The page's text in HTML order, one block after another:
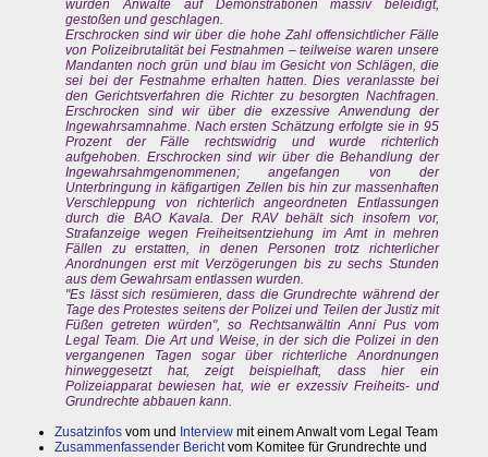
wurden Anwälte auf Demonstrationen massiv beleidigt,
gestoßen und geschlagen.
Erschrocken sind wir über die hohe Zahl offensichtlicher Fälle
von Polizeibrutalität bei Festnahmen – teilweise waren unsere
Mandanten noch grün und blau im Gesicht von Schlägen, die
sei bei der Festnahme erhalten hatten. Dies veranlasste bei
den Gerichtsverfahren die Richter zu besorgten Nachfragen.
Erschrocken sind wir über die exzessive Anwendung der
Ingewahrsamnahme. Nach ersten Schätzung erfolgte sie in 95
Prozent der Fälle rechtswidrig und wurde richterlich
aufgehoben. Erschrocken sind wir über die Behandlung der
Ingewahrsahmgenommenen; angefangen von der
Unterbringung in käfigartigen Zellen bis hin zur massenhaften
Verschleppung von richterlich angeordneten Entlassungen
durch die BAO Kavala. Der RAV behält sich insofern vor,
Strafanzeige wegen Freiheitsentziehung im Amt in mehren
Fällen zu erstatten, in denen Personen trotz richterlicher
Anordnungen erst mit Verzögerungen bis zu sechs Stunden
aus dem Gewahrsam entlassen wurden.
"Es lässt sich resümieren, dass die Grundrechte während der
Tage des Protestes seitens der Polizei und Teilen der Justiz mit
Füßen getreten würden", so Rechtsanwältin Anni Pus vom
Legal Team. Die Art und Weise, in der sich die Polizei in den
vergangenen Tagen sogar über richterliche Anordnungen
hinweggesetzt hat, zeigt beispielhaft, dass hier ein
Polizeiapparat bewiesen hat, wie er exzessiv Freiheits- und
Grundrechte abbauen kann.
Zusatzinfos vom und Interview mit einem Anwalt vom Legal Team
Zusammenfassender Berichtvom Komitee für Grundrechte und